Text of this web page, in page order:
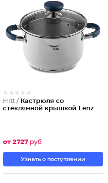
Hitt / Кастрюля со
стеклянной крышкой Lenz
от 2727 руб
Узнать о поступлении